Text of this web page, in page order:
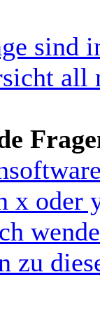
sind
all
x oder
zu